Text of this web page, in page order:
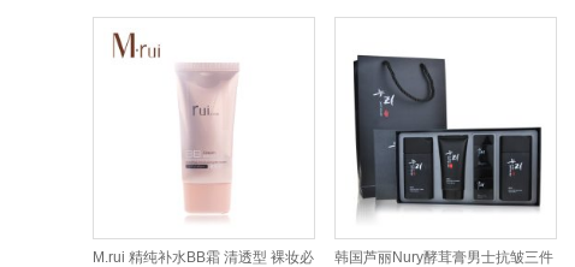
M.rui 精纯补水BB霜 清透型 裸妆必 韩国芦丽Nury酵茸膏男士抗皱三件